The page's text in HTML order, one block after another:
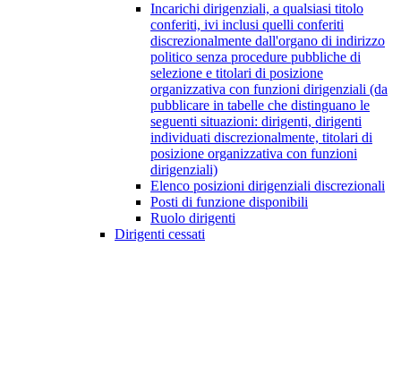
Incarichi dirigenziali, a qualsiasi titolo
conferiti, ivi inclusi quelli conferiti
discrezionalmente dall'organo di indirizzo
politico senza procedure pubbliche di
selezione e titolari di posizione
organizzativa con funzioni dirigenziali (da
pubblicare in tabelle che distinguano le
seguenti situazioni: dirigenti, dirigenti
individuati discrezionalmente, titolari di
posizione organizzativa con funzioni
dirigenziali)
Elenco posizioni dirigenziali discrezionali
Posti di funzione disponibili
Ruolo dirigenti
Dirigenti cessati